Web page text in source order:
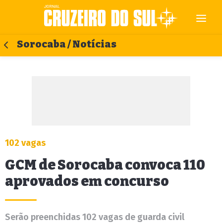
Sorocaba / Notícias
102 vagas
GCM de Sorocaba convoca 110
aprovados em concurso
Serão preenchidas 102 vagas de guarda civil